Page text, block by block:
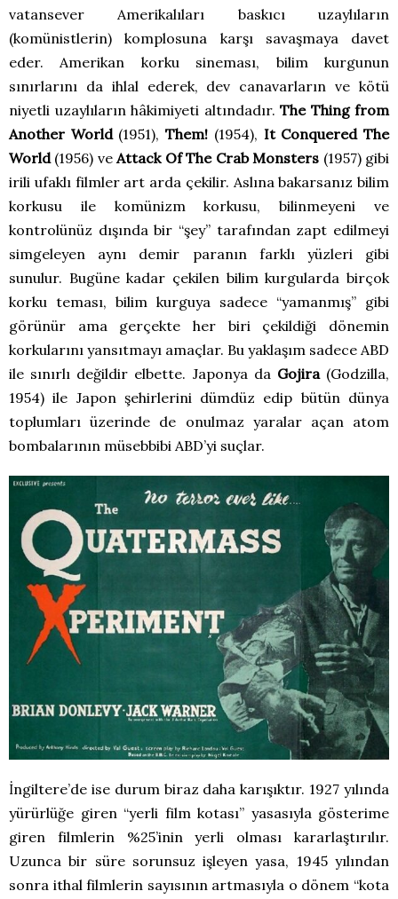
vatansever Amerikalıları baskıcı uzaylıların
(komünistlerin) komplosuna karşı savaşmaya davet
eder. Amerikan korku sineması, bilim kurgunun
sınırlarını da ihlal ederek, dev canavarların ve kötü
niyetli uzaylıların hâkimiyeti altındadır. The Thing from
Another World(1951),Them! (1954), It Conquered The
World(1956) veAttack Of The Crab Monsters (1957) gibi
irili ufaklı filmler art arda çekilir. Aslına bakarsanız bilim
korkusu ile komünizm korkusu, bilinmeyeni ve
kontrolünüz dışında bir “şey” tarafından zapt edilmeyi
simgeleyen aynı demir paranın farklı yüzleri gibi
sunulur. Bugüne kadar çekilen bilim kurgularda birçok
korku teması, bilim kurguya sadece “yamanmış” gibi
görünür ama gerçekte her biri çekildiği dönemin
korkularını yansıtmayı amaçlar. Bu yaklaşım sadece ABD
ile sınırlı değildir elbette. Japonya da Gojira(Godzilla,
1954) ile Japon şehirlerini dümdüz edip bütün dünya
toplumları üzerinde de onulmaz yaralar açan atom
bombalarının müsebbibi ABD’yi suçlar.
İngiltere’de ise durum biraz daha karışıktır. 1927 yılında
yürürlüğe giren “yerli film kotası” yasasıyla gösterime
giren filmlerin %25’inin yerli olması kararlaştırılır.
Uzunca bir süre sorunsuz işleyen yasa, 1945 yılından
sonra ithal filmlerin sayısının artmasıyla o dönem “kota